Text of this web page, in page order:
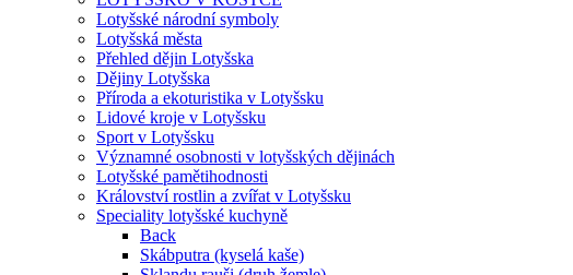
Lotyšské národní symboly
Lotyšská města
Přehled dějin Lotyšska
Dějiny Lotyšska
Příroda a ekoturistika v Lotyšsku
Lidové kroje v Lotyšsku
Sport v Lotyšsku
Významné osobnosti v lotyšských dějinách
Lotyšské pamětihodnosti
Království rostlin a zvířat v Lotyšsku
Speciality lotyšské kuchyně
Back
Skábputra (kyselá kaše)